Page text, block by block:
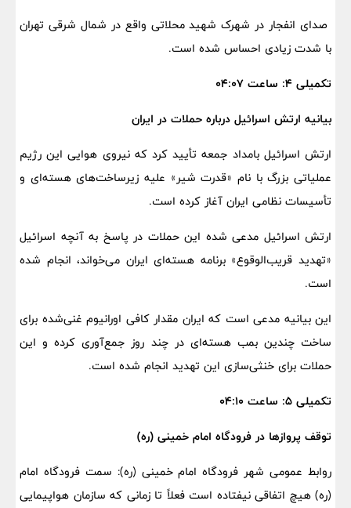
صدای انفجار در شهرک شهید محلاتی واقع در شمال شرقی تهران
با شدت زیادی احساس شده است.
تکمیلی ۴: ساعت ۰۴:۰۷
بیانیه ارتش اسرائیل درباره حملات در ایران
ارتش اسرائیل بامداد جمعه تأیید کرد که نیروی هوایی این رژیم
عملیاتی بزرگ با نام «قدرت شیر» علیه زیرساخت‌های هسته‌ای و
تأسیسات نظامی ایران آغاز کرده است.
ارتش اسرائیل مدعی شده این حملات در پاسخ به آنچه اسرائیل
«تهدید قریب‌الوقوع» برنامه هسته‌ای ایران می‌خواند، انجام شده
است.
این بیانیه مدعی است که ایران مقدار کافی اورانیوم غنی‌شده برای
ساخت چندین بمب هسته‌ای در چند روز جمع‌آوری کرده و این
حملات برای خنثی‌سازی این تهدید انجام شده است.
تکمیلی ۵: ساعت ۰۴:۱۰
توقف پروازها در فرودگاه امام خمینی (ره)
روابط عمومی شهر فرودگاه امام خمینی (ره): سمت فرودگاه امام
(ره) هیچ اتفاقی نیفتاده است فعلاً تا زمانی که سازمان هواپیمایی